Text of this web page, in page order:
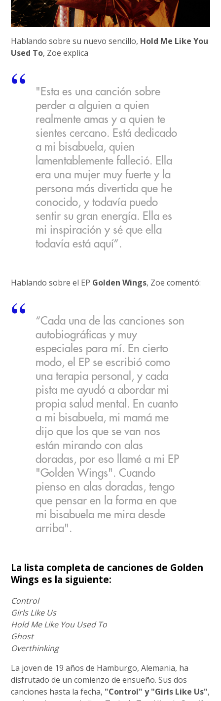
Hablando sobre su nuevo sencillo, Hold Me Like You
Used To, Zoe explica
"Esta es una canción sobre
perder a alguien a quien
realmente amas y a quien te
sientes cercano. Está dedicado
a mi bisabuela, quien
lamentablemente falleció. Ella
era una mujer muy fuerte y la
persona más divertida que he
conocido, y todavía puedo
sentir su gran energía. Ella es
mi inspiración y sé que ella
todavía está aquí”.
Hablando sobre el EP Golden Wings, Zoe comentó:
“Cada una de las canciones son
autobiográficas y muy
especiales para mí. En cierto
modo, el EP se escribió como
una terapia personal, y cada
pista me ayudó a abordar mi
propia salud mental. En cuanto
a mi bisabuela, mi mamá me
dijo que los que se van nos
están mirando con alas
doradas, por eso llamé a mi EP
"Golden Wings". Cuando
pienso en alas doradas, tengo
que pensar en la forma en que
mi bisabuela me mira desde
arriba".
La lista completa de canciones de Golden
Wings es la siguiente:
Control
Girls Like Us
Hold Me Like You Used To
Ghost
Overthinking
La joven de 19 años de Hamburgo, Alemania, ha
disfrutado de un comienzo de ensueño. Sus dos
canciones hasta la fecha, "Control" y "Girls Like Us",